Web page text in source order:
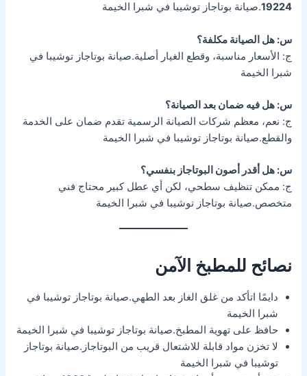
19224.صيانة بوتاجاز توشيبا في شبرا الخيمة
س: هل الصيانة مكلفة؟
ج: الأسعار مناسبة، وقطع الغيار أصلية.صيانة بوتاجاز توشيبا في
شبرا الخيمة
س: هل فيه ضمان بعد الصيانة؟
ج: نعم، معظم شركات الصيانة الرسمية تقدم ضمان على الخدمة
والقطع.صيانة بوتاجاز توشيبا في شبرا الخيمة
س: هل أقدر أصون البوتاجاز بنفسي؟
ج: ممكن تنظيف سطحي، لكن أي عطل كبير محتاج فني
متخصص.صيانة بوتاجاز توشيبا في شبرا الخيمة
نصائح للمطبخ الآمن
دايمًا اتأكد من غلق الغاز بعد الطهي.صيانة بوتاجاز توشيبا في
شبرا الخيمة
حافظ على تهوية المطبخ.صيانة بوتاجاز توشيبا في شبرا الخيمة
لا تخزن مواد قابلة للاشتعال قريب من البوتاجاز.صيانة بوتاجاز
توشيبا في شبرا الخيمة